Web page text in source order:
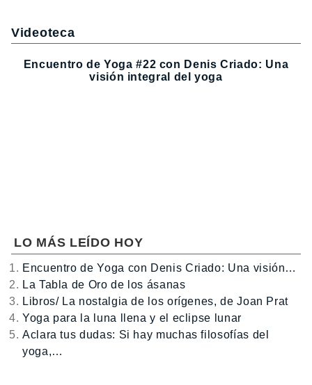
Videoteca
Encuentro de Yoga #22 con Denis Criado: Una
visión integral del yoga
LO MÁS LEÍDO HOY
Encuentro de Yoga con Denis Criado: Una visión…
La Tabla de Oro de los ásanas
Libros/ La nostalgia de los orígenes, de Joan Prat
Yoga para la luna llena y el eclipse lunar
Aclara tus dudas: Si hay muchas filosofías del
yoga,…